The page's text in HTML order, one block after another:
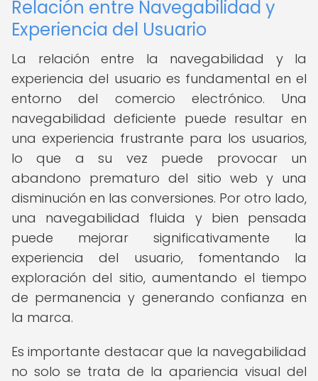
Relación entre Navegabilidad y
Experiencia del Usuario
La relación entre la navegabilidad y la
experiencia del usuario es fundamental en el
entorno del comercio electrónico. Una
navegabilidad deficiente puede resultar en
una experiencia frustrante para los usuarios,
lo que a su vez puede provocar un
abandono prematuro del sitio web y una
disminución en las conversiones. Por otro lado,
una navegabilidad fluida y bien pensada
puede mejorar significativamente la
experiencia del usuario, fomentando la
exploración del sitio, aumentando el tiempo
de permanencia y generando confianza en
la marca.
Es importante destacar que la navegabilidad
no solo se trata de la apariencia visual del